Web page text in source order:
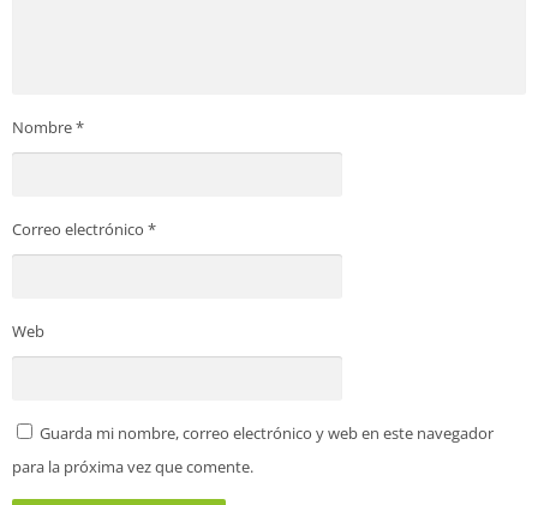
Nombre*
Correo electrónico *
Web
Guarda mi nombre, correo electrónico y web en este navegador
para la próxima vez que comente.